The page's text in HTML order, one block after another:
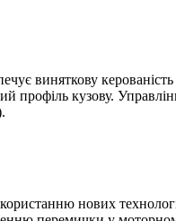
виняткову
профіль кузову.
нових